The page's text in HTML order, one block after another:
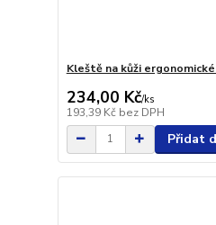
Kleště na kůži ergonomické
234,00 Kč/ks
193,39 Kč bez DPH
Přidat